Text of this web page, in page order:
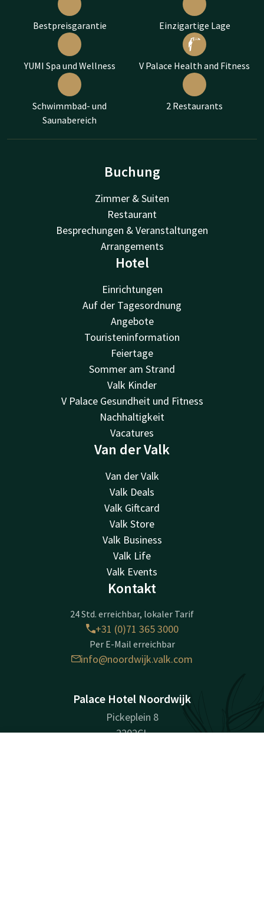
Bestpreisgarantie Einzigartige Lage
YUMI Spa und Wellness V Palace Health and Fitness
Schwimmbad- und
Saunabereich
2 Restaurants
Buchung
Zimmer & Suiten
Restaurant
Besprechungen & Veranstaltungen
Arrangements
Hotel
Einrichtungen
Auf der Tagesordnung
Angebote
Touristeninformation
Feiertage
Sommer am Strand
Valk Kinder
V Palace Gesundheit und Fitness
Nachhaltigkeit
Vacatures
Van der Valk
Van der Valk
Valk Deals
Valk Giftcard
Valk Store
Valk Business
Valk Life
Valk Events
Kontakt
24 Std. erreichbar, lokaler Tarif
+31 (0)71 365 3000
Per E-Mail erreichbar
info@noordwijk.valk.com
Palace Hotel Noordwijk
Pickeplein 8
2202CL